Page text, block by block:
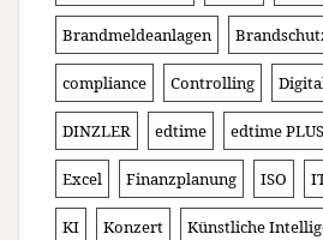
Brandmeldeanlagen
compliance Controlling
DINZLER edtime edtime PLUS
Excel Finanzplanung ISO
KI Konzert Künstliche